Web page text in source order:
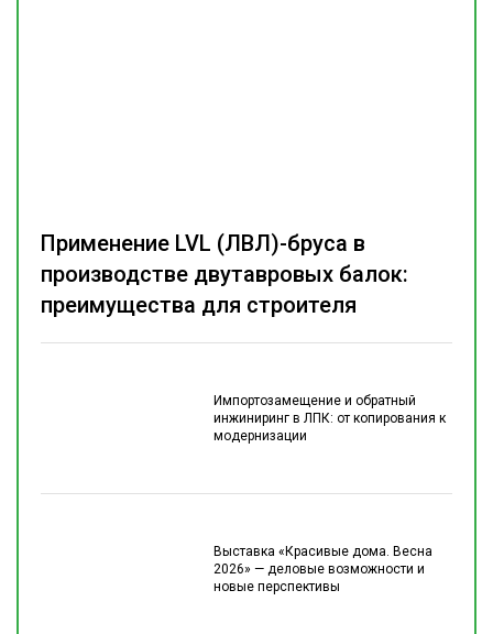
Импортозамещение и обратный
инжиниринг в ЛПК: от копирования к
модернизации
Выставка «Красивые дома. Весна
2026» — деловые возможности и
новые перспективы
Применение LVL (ЛВЛ)-бруса в
производстве двутавровых балок:
преимущества для строителя